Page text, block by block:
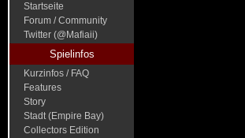
Startseite
Forum / Community
Twitter (@Mafiaii)
Spielinfos
Kurzinfos / FAQ
Features
Story
Stadt (Empire Bay)
Collectors Edition